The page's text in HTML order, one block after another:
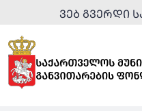
ᲕᲔᲑ ᲒᲕᲔᲠᲓᲘ